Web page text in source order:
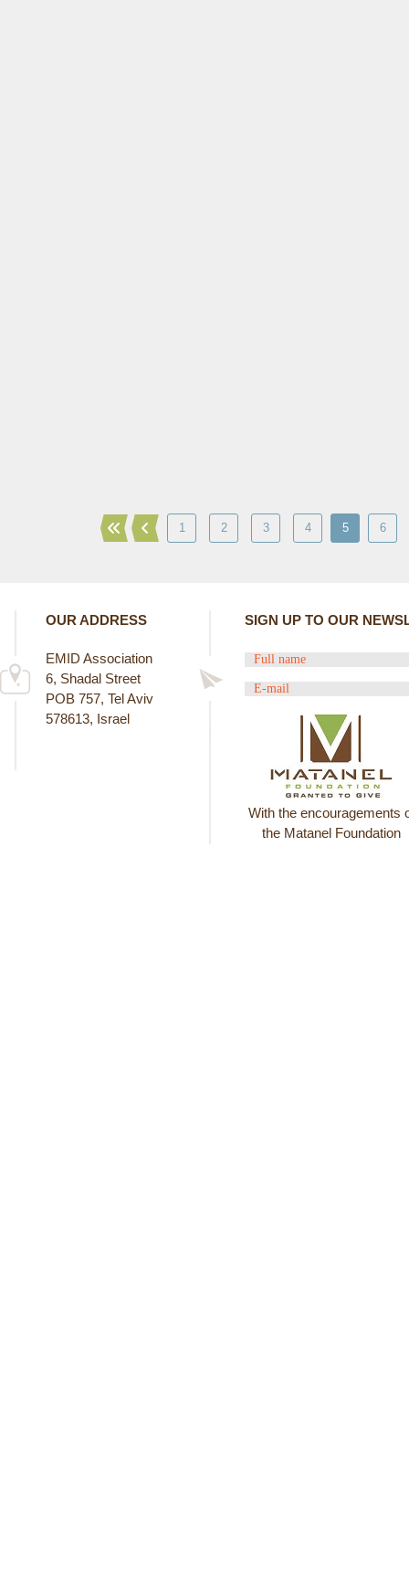
1 2 3 4 5 6
OUR ADDRESS
EMID Association
6, Shadal Street
POB 757, Tel Aviv
578613, Israel
SIGN UP TO OUR
With the encouragements
the Matanel Foundation